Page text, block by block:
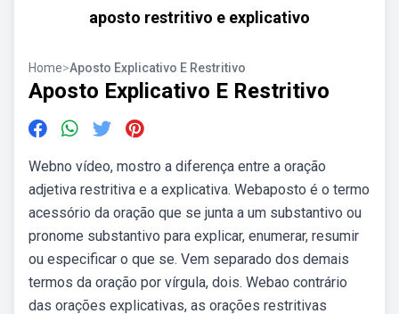
aposto restritivo e explicativo
Home>Aposto Explicativo E Restritivo
Aposto Explicativo E Restritivo
Webno vídeo, mostro a diferença entre a oração
adjetiva restritiva e a explicativa. Webaposto é o termo
acessório da oração que se junta a um substantivo ou
pronome substantivo para explicar, enumerar, resumir
ou especificar o que se. Vem separado dos demais
termos da oração por vírgula, dois. Webao contrário
das orações explicativas, as orações restritivas